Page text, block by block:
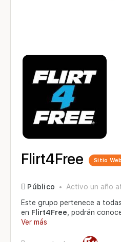
Flirt4Free Sitio
Público
Activo un año
Este grupo pertenece a
en Flirt4Free , podrán
Ver más